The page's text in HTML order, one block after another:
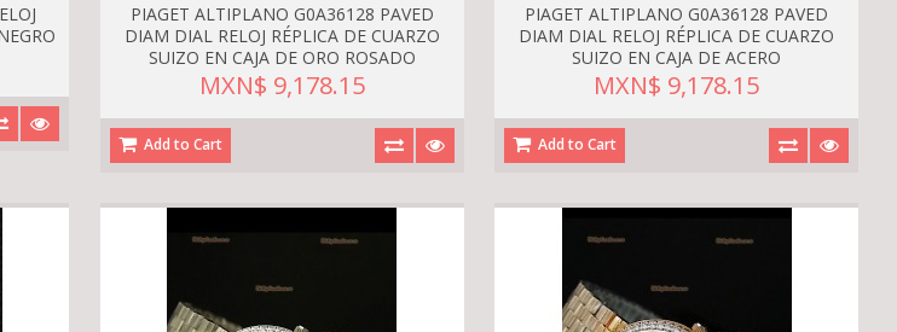
PIAGET ALTIPLANO G0A36128 PAVED
DIAM DIAL RELOJ RÉPLICA DE CUARZO
SUIZO EN CAJA DE ORO ROSADO
MXN$ 9,178.15
Add to Cart
PIAGET ALTIPLANO G0A36128 PAVED
DIAM DIAL RELOJ RÉPLICA DE CUARZO
SUIZO EN CAJA DE ACERO
MXN$ 9,178.15
Add to Cart